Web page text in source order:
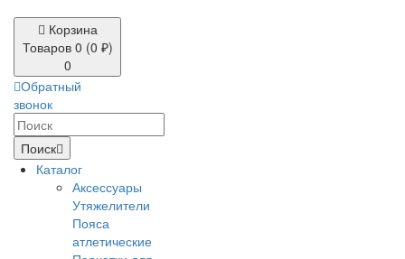
Корзина
Товаров 0 (0 ₽)
0
Обратный
звонок
Поиск
Каталог
Аксессуары
Утяжелители
Пояса
атлетические